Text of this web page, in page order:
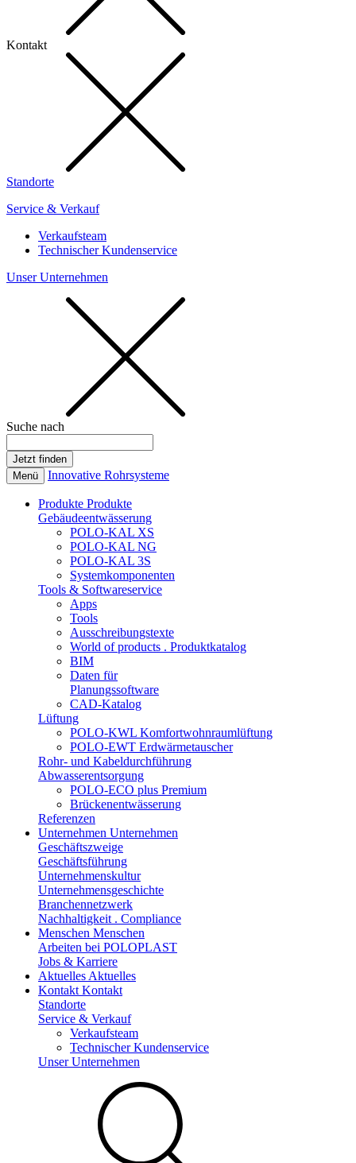
Kontakt
Standorte
Service & Verkauf
Verkaufsteam
Technischer Kundenservice
Unser Unternehmen
Suche nach
Menü Innovative Rohrsysteme
Produkte Produkte
Gebäudeentwässerung
POLO-KAL XS
POLO-KAL NG
POLO-KAL 3S
Systemkomponenten
Tools & Softwareservice
Apps
Tools
Ausschreibungstexte
World of products . Produktkatalog
BIM
Daten für
Planungssoftware
CAD-Katalog
Lüftung
POLO-KWL Komfortwohnraumlüftung
POLO-EWT Erdwärmetauscher
Rohr- und Kabeldurchführung
Abwasserentsorgung
POLO-ECO plus Premium
Brückenentwässerung
Referenzen
Unternehmen Unternehmen
Geschäftszweige
Geschäftsführung
Unternehmenskultur
Unternehmensgeschichte
Branchennetzwerk
Nachhaltigkeit . Compliance
Menschen Menschen
Arbeiten bei POLOPLAST
Jobs & Karriere
Aktuelles Aktuelles
Kontakt Kontakt
Standorte
Service & Verkauf
Verkaufsteam
Technischer Kundenservice
Unser Unternehmen